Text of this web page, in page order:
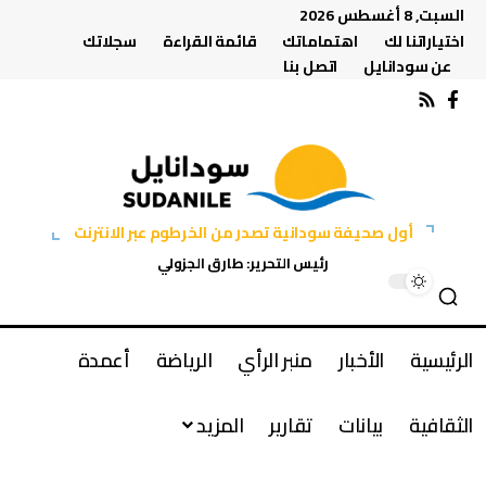
السبت, 8 أغسطس 2026
اختياراتنا لك
اهتماماتك قائمة القراءة
سجلاتك
عن سودانايل
اتصل بنا
أول صحيفة سودانية تصدر من الخرطوم عبر الانترنت
رئيس التحرير: طارق الجزولي
الرئيسية الأخبار منبر الرأي الرياضة
أعمدة
الثقافية
بيانات تقارير المزيد